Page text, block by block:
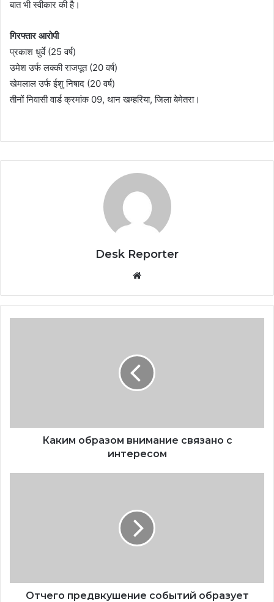
बात भी स्वीकार की है।
गिरफ्तार आरोपी
प्रकाश धुर्वे (25 वर्ष)
उमेश उर्फ लक्की राजपूत (20 वर्ष)
खेमलाल उर्फ ईशु निषाद (20 वर्ष)
तीनों निवासी वार्ड क्रमांक 09, थान खम्हरिया, जिला बेमेतरा।
Desk Reporter
Каким образом внимание связано с
интересом
Отчего предвкушение событий образует